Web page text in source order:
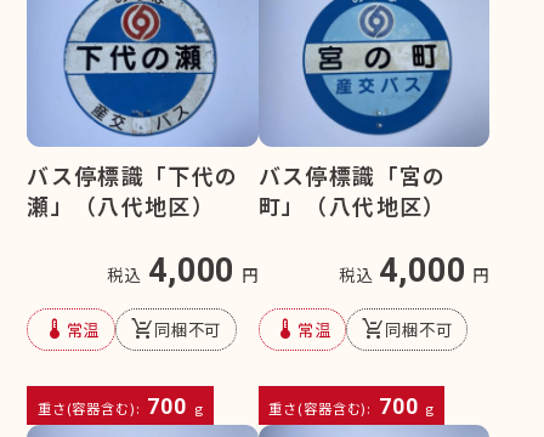
バス停標識「下代の
瀬」（八代地区）
税込 4,000 円
device_thermostat 常温 remove_shopping_cart同梱不可
重さ(容器含む): 700 g
バス停標識「宮の
町」（八代地区）
税込 4,000 円
device_thermostat 常温 remove_shopping_cart同梱不可
重さ(容器含む): 700 g